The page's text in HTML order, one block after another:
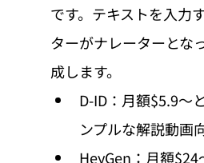
です。テキストを入力
ターがナレーターとな
成します。
D-ID：月額$5.9〜
ンプルな解説動画
HeyGen：月額